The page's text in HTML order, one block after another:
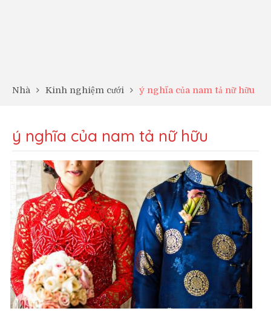
Nhà Kinh nghiệm cưới ý nghĩa của nam tả nữ hữu
ý nghĩa của nam tả nữ hữu